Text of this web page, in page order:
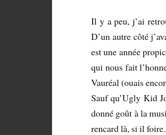
Il y a peu, j’ai
D’un autre côté
est une année
qui nous fait
Vauréal (ouais
Sauf qu’Ugly Kid
donné goût à la
rencard là, si il